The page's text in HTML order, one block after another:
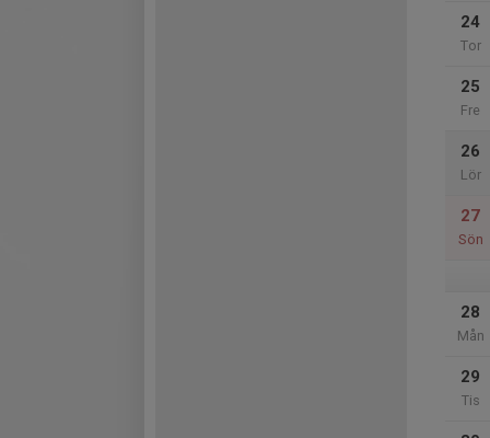
24
Tor
25
Fre
26
Lör
27
Sön
28
Mån
29
Tis